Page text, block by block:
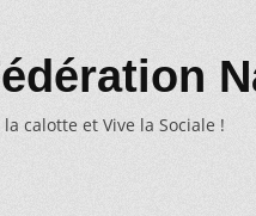
calotte et Vive la Sociale !